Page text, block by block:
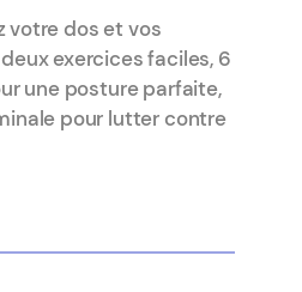
votre dos et vos
exercices faciles, 6
une posture parfaite,
pour lutter contre